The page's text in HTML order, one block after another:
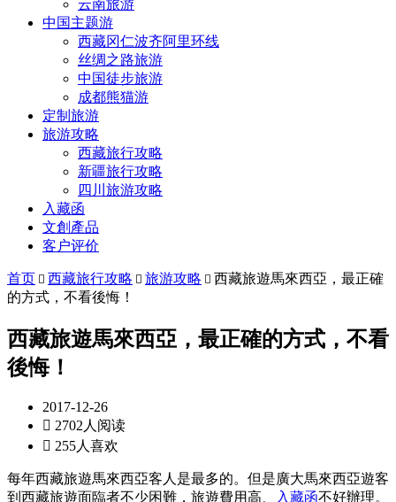
云南旅游
中国主题游
西藏冈仁波齐阿里环线
丝绸之路旅游
中国徒步旅游
成都熊猫游
定制旅游
旅游攻略
西藏旅行攻略
新疆旅行攻略
四川旅游攻略
入藏函
文創產品
客户评价
首页  西藏旅行攻略  旅游攻略  西藏旅遊馬來西亞，最正確
的方式，不看後悔！
西藏旅遊馬來西亞，最正確的方式，不看
後悔！
2017-12-26
 2702人阅读
 255人喜欢
每年西藏旅遊馬來西亞客人是最多的。但是廣大馬來西亞遊客
到西藏旅遊面臨者不少困難，旅遊費用高、
入藏函不好辦理。